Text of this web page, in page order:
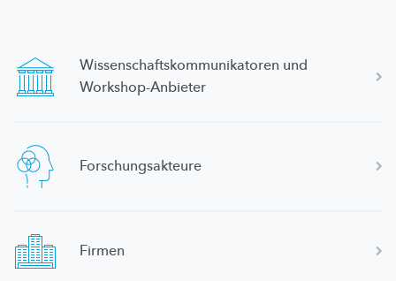
Wissenschaftskommunikatoren und
Workshop-Anbieter
Forschungsakteure
Firmen